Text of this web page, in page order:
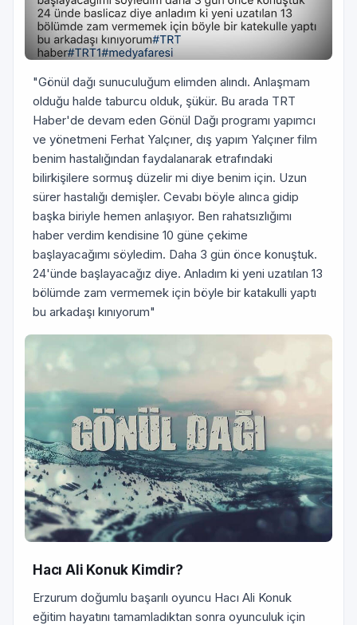
"Gönül dağı sunuculuğum elimden alındı. Anlaşmam
olduğu halde taburcu olduk, şükür. Bu arada TRT
Haber'de devam eden Gönül Dağı programı yapımcı
ve yönetmeni Ferhat Yalçıner, dış yapım Yalçıner film
benim hastalığından faydalanarak etrafındaki
bilirkişilere sormuş düzelir mi diye benim için. Uzun
sürer hastalığı demişler. Cevabı böyle alınca gidip
başka biriyle hemen anlaşıyor. Ben rahatsızlığımı
haber verdim kendisine 10 güne çekime
başlayacağımı söyledim. Daha 3 gün önce konuştuk.
24'ünde başlayacağız diye. Anladım ki yeni uzatılan 13
bölümde zam vermemek için böyle bir katakulli yaptı
bu arkadaşı kınıyorum"
Hacı Ali Konuk Kimdir?
Erzurum doğumlu başarılı oyuncu Hacı Ali Konuk
eğitim hayatını tamamladıktan sonra oyunculuk için